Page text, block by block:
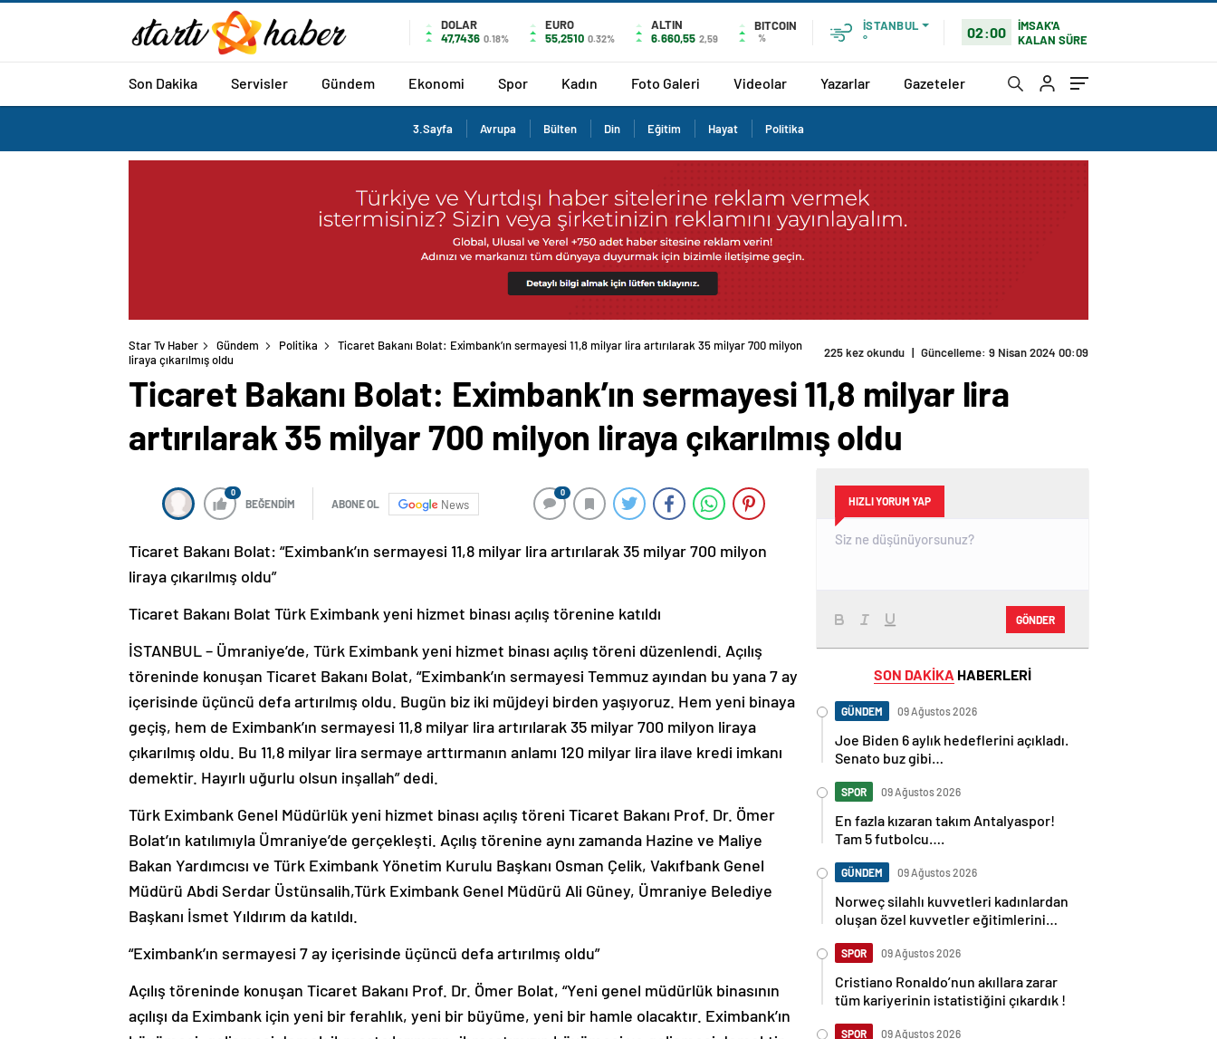
DOLAR
47,7436 0.18%
EURO
55,2510 0.32%
ALTIN
6.660,55 2,59
BITCOIN
%
İSTANBUL
°
02:00
İMSAK'A
KALAN SÜRE
Son Dakika Servisler Gündem Ekonomi Spor Kadın Foto Galeri Videolar Yazarlar Gazeteler
3.Sayfa Avrupa Bülten Din Eğitim Hayat Politika
Star Tv Haber Gündem Politika
Ticaret Bakanı Bolat: Eximbank’ın sermayesi 11,8 milyar lira artırılarak 35 milyar 700 milyon
liraya çıkarılmış oldu
225 kez okundu | Güncelleme: 9 Nisan 2024 00:09
Ticaret Bakanı Bolat: Eximbank’ın sermayesi 11,8 milyar lira
artırılarak 35 milyar 700 milyon liraya çıkarılmış oldu
0
BEĞENDİM ABONE OL News
0
Ticaret Bakanı Bolat: “Eximbank’ın sermayesi 11,8 milyar lira artırılarak 35 milyar 700 milyon
liraya çıkarılmış oldu”
Ticaret Bakanı Bolat Türk Eximbank yeni hizmet binası açılış törenine katıldı
İSTANBUL – Ümraniye’de, Türk Eximbank yeni hizmet binası açılış töreni düzenlendi. Açılış
töreninde konuşan Ticaret Bakanı Bolat, “Eximbank’ın sermayesi Temmuz ayından bu yana 7 ay
içerisinde üçüncü defa artırılmış oldu. Bugün biz iki müjdeyi birden yaşıyoruz. Hem yeni binaya
geçiş, hem de Eximbank’ın sermayesi 11,8 milyar lira artırılarak 35 milyar 700 milyon liraya
çıkarılmış oldu. Bu 11,8 milyar lira sermaye arttırmanın anlamı 120 milyar lira ilave kredi imkanı
demektir. Hayırlı uğurlu olsun inşallah” dedi.
Türk Eximbank Genel Müdürlük yeni hizmet binası açılış töreni Ticaret Bakanı Prof. Dr. Ömer
Bolat’ın katılımıyla Ümraniye’de gerçekleşti. Açılış törenine aynı zamanda Hazine ve Maliye
Bakan Yardımcısı ve Türk Eximbank Yönetim Kurulu Başkanı Osman Çelik, Vakıfbank Genel
Müdürü Abdi Serdar Üstünsalih,Türk Eximbank Genel Müdürü Ali Güney, Ümraniye Belediye
Başkanı İsmet Yıldırım da katıldı.
“Eximbank’ın sermayesi 7 ay içerisinde üçüncü defa artırılmış oldu”
Açılış töreninde konuşan Ticaret Bakanı Prof. Dr. Ömer Bolat, “Yeni genel müdürlük binasının
açılışı da Eximbank için yeni bir ferahlık, yeni bir büyüme, yeni bir hamle olacaktır. Eximbank’ın
HIZLI YORUM YAP
GÖNDER
SON DAKİKA HABERLERİ
GÜNDEM 09 Ağustos 2026
Joe Biden 6 aylık hedeflerini açıkladı.
Senato buz gibi…
SPOR 09 Ağustos 2026
En fazla kızaran takım Antalyaspor!
Tam 5 futbolcu….
GÜNDEM 09 Ağustos 2026
Norweç silahlı kuvvetleri kadınlardan
oluşan özel kuvvetler eğitimlerini
SPOR 09 Ağustos 2026
Cristiano Ronaldo’nun akıllara zarar
tüm kariyerinin istatistiğini çıkardık !
SPOR 09 Ağustos 2026